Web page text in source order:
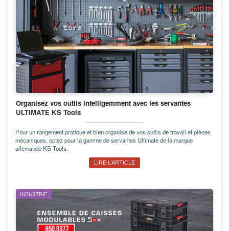
Organisez vos outils intelligemment avec les servantes
ULTIMATE KS Tools
Pour un rangement pratique et bien organisé de vos outils de travail et pièces
mécaniques, optez pour la gamme de servantes Ultimate de la marque
allemande KS Tools.
LIRE L’ARTICLE
INDUSTRIE